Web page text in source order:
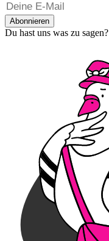
Abonnieren
Du hast uns was zu sagen?